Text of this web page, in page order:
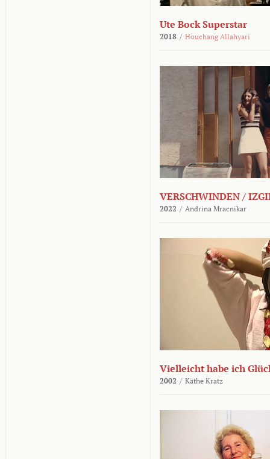
Ute Bock Superstar
2018 / Houchang Allahyari
VERSCHWINDEN /
2022 / Andrina Mracnikar
Vielleicht habe ich
2002 / Käthe Kratz